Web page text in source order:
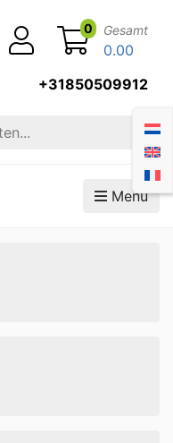
+31850509912
0 Gesamt
0.00
Menü